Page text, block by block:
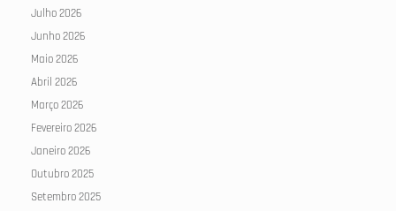
Julho 2026
Junho 2026
Maio 2026
Abril 2026
Março 2026
Fevereiro 2026
Janeiro 2026
Outubro 2025
Setembro 2025